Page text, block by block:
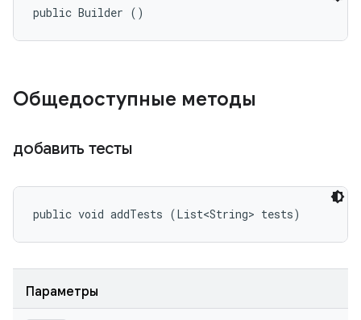
public Builder ()
Общедоступные методы
добавить тесты
public void addTests (List<String> tests)
Параметры